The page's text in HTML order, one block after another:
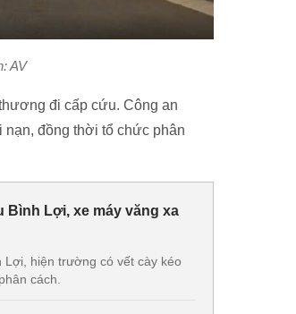
AV
đi cấp cứu. Công an
đồng thời tổ chức phân
Lợi, xe máy văng xa
hiện trường có vết cày kéo
cách.